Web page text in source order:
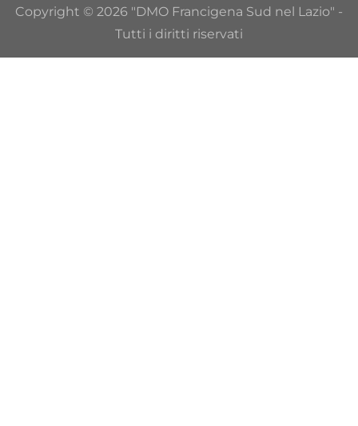
Copyright © 2026 "DMO Francigena Sud nel Lazio" -
Tutti i diritti riservati